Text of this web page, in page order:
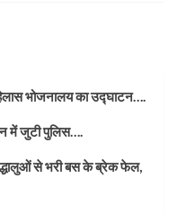
भोजनालय का उद्घाटन….
में जुटी पुलिस….
से भरी बस के ब्रेक फेल,